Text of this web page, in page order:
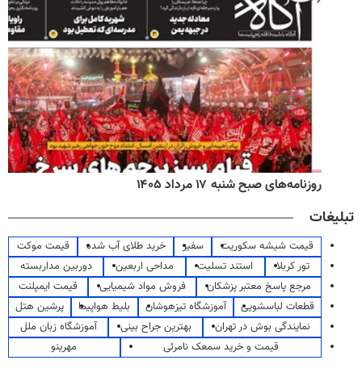
روزنامه‌های صبح شنبه ۱۷ مرداد ۱۴۰۵
تبلیغات
قیمت شیشه سکوریت سفیر خرید طلای آب شده
قیمت موکت
تور کربلا
استند تسلیت مداحی اربعین
دوربین مداربسته
مرجع پاسخ معتبر پزشکان
فروش مواد شیمیایی
قیمت ایمپلنت
قطعات لباسشویی
آموزشگاه تیزهوشان بلیط هواپیما
پرشین هتل
نمایندگی بوش در تهران
بهترین جراح بینی
آموزشگاه زبان ملل
قیمت و خرید سمعک نامرئی
مهرینو